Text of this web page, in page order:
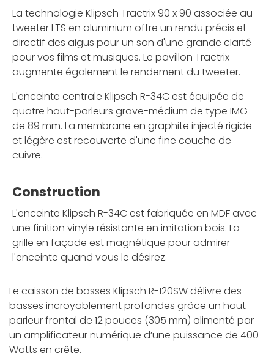
La technologie Klipsch Tractrix 90 x 90 associée au
tweeter LTS en aluminium offre un rendu précis et
directif des aigus pour un son d'une grande clarté
pour vos films et musiques. Le pavillon Tractrix
augmente également le rendement du tweeter.
L'enceinte centrale Klipsch R-34C est équipée de
quatre haut-parleurs grave-médium de type IMG
de 89 mm. La membrane en graphite injecté rigide
et légère est recouverte d'une fine couche de
cuivre.
Construction
L'enceinte Klipsch R-34C est fabriquée en MDF avec
une finition vinyle résistante en imitation bois. La
grille en façade est magnétique pour admirer
l'enceinte quand vous le désirez.
Le caisson de basses Klipsch R-120SW délivre des
basses incroyablement profondes grâce un haut-
parleur frontal de 12 pouces (305 mm) alimenté par
un amplificateur numérique d’une puissance de 400
Watts en crête.